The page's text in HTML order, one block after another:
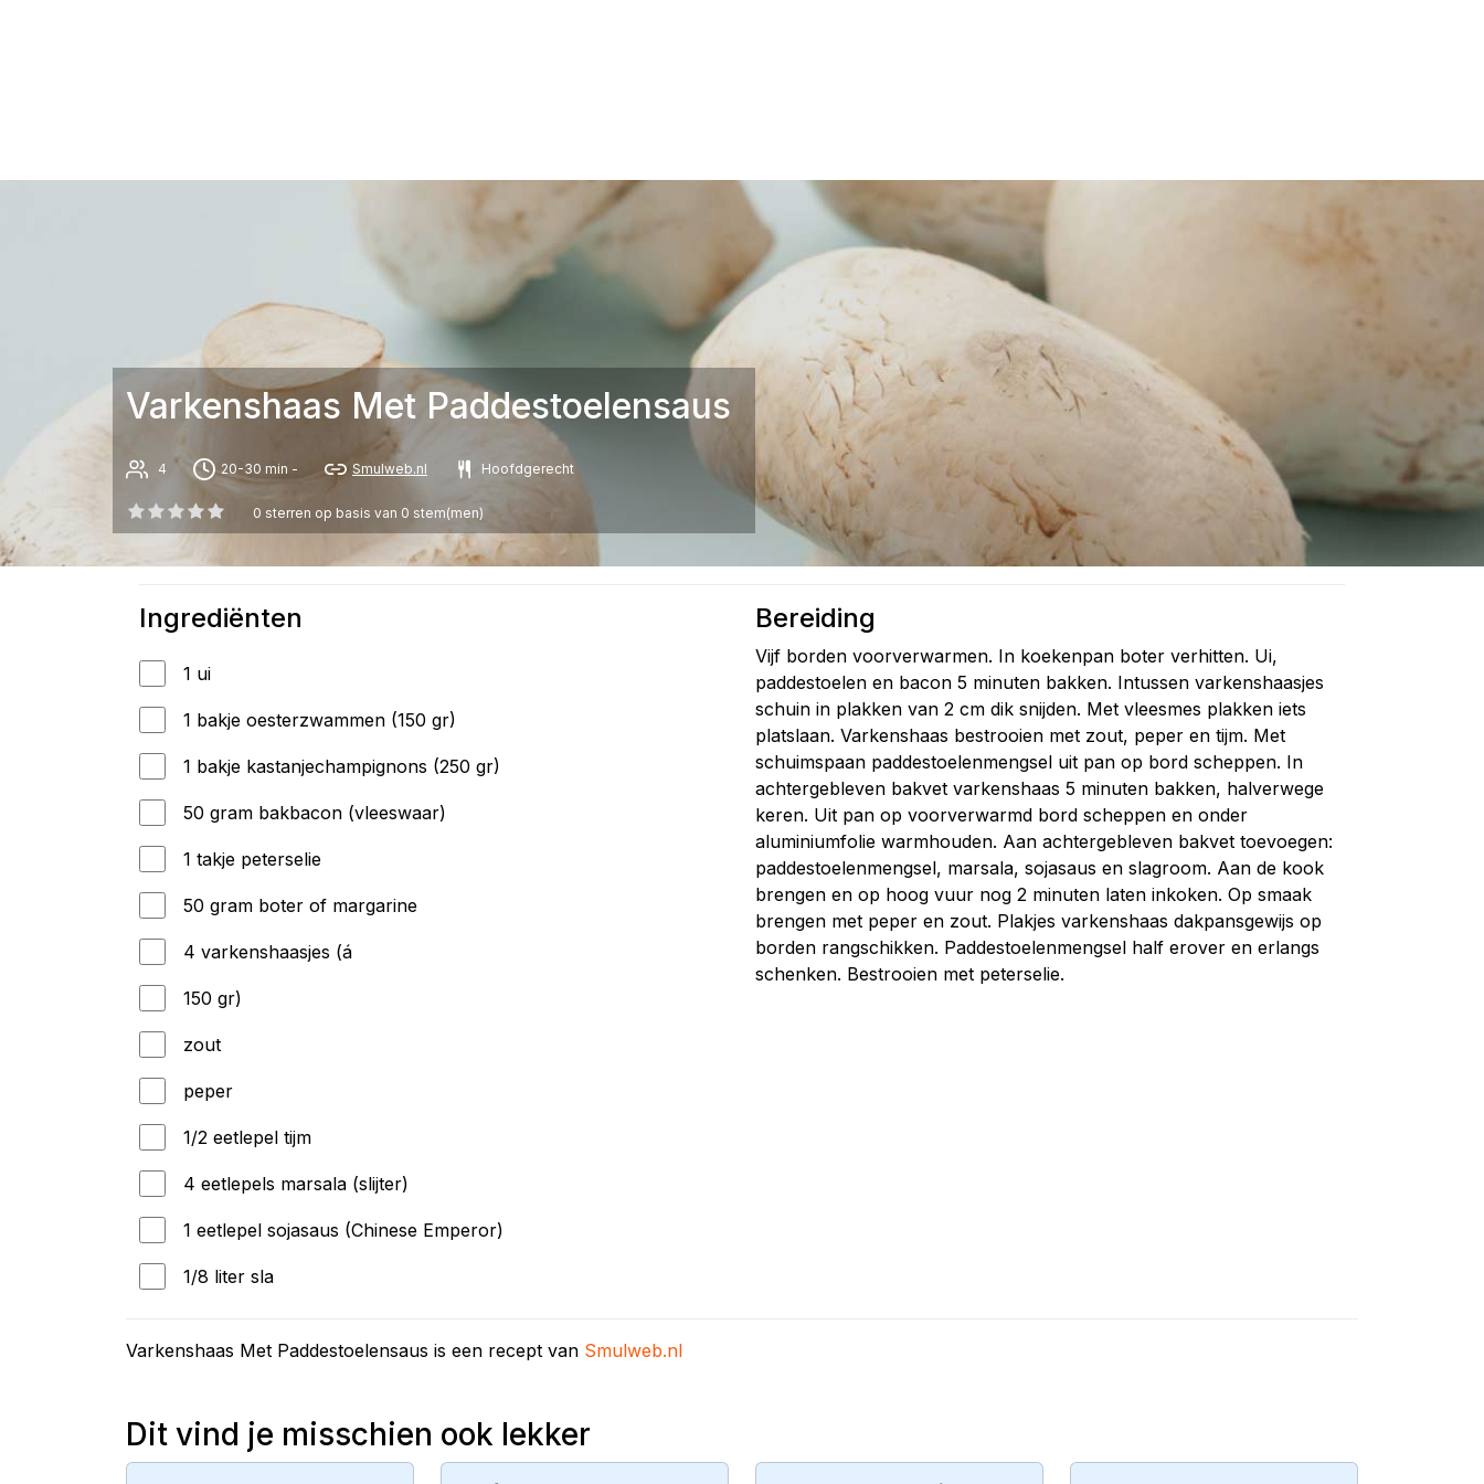
Varkenshaas Met Paddestoelensaus
4 20-30 min - Smulweb.nl Hoofdgerecht
0 sterren op basis van 0 stem(men)
Ingrediënten
1 ui
1 bakje oesterzwammen (150 gr)
1 bakje kastanjechampignons (250 gr)
50 gram bakbacon (vleeswaar)
1 takje peterselie
50 gram boter of margarine
4 varkenshaasjes (á
150 gr)
zout
peper
1/2 eetlepel tijm
4 eetlepels marsala (slijter)
1 eetlepel sojasaus (Chinese Emperor)
1/8 liter sla
Bereiding
Vijf borden voorverwarmen. In koekenpan boter verhitten. Ui,
paddestoelen en bacon 5 minuten bakken. Intussen varkenshaasjes
schuin in plakken van 2 cm dik snijden. Met vleesmes plakken iets
platslaan. Varkenshaas bestrooien met zout, peper en tijm. Met
schuimspaan paddestoelenmengsel uit pan op bord scheppen. In
achtergebleven bakvet varkenshaas 5 minuten bakken, halverwege
keren. Uit pan op voorverwarmd bord scheppen en onder
aluminiumfolie warmhouden. Aan achtergebleven bakvet toevoegen:
paddestoelenmengsel, marsala, sojasaus en slagroom. Aan de kook
brengen en op hoog vuur nog 2 minuten laten inkoken. Op smaak
brengen met peper en zout. Plakjes varkenshaas dakpansgewijs op
borden rangschikken. Paddestoelenmengsel half erover en erlangs
schenken. Bestrooien met peterselie.
Varkenshaas Met Paddestoelensaus is een recept van Smulweb.nl
Dit vind je misschien ook lekker